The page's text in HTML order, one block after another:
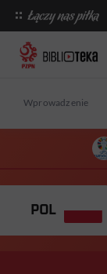
Wprowadzenie
POL